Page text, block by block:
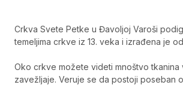
Crkva Svete Petke u Đavoljoj Varoši
temeljima crkve iz 13. veka i izrađena je
Oko crkve možete videti mnoštvo tkanina
zavežljaje. Veruje se da postoji poseban